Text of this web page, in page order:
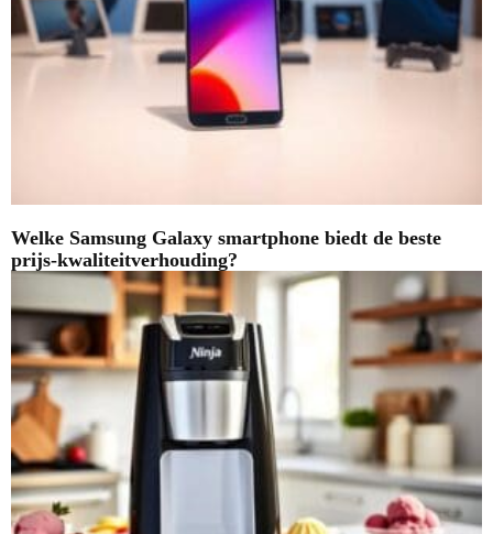
Welke Samsung Galaxy smartphone biedt de beste
prijs-kwaliteitverhouding?